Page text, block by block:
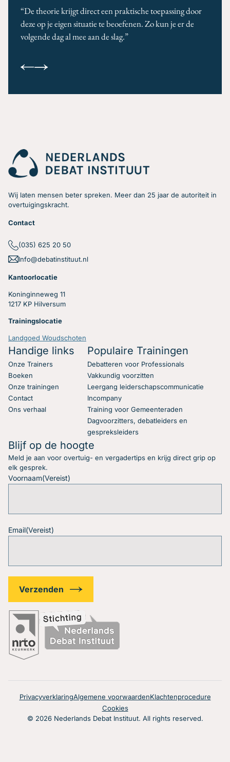
“De theorie krijgt direct een praktische toepassing door
deze op je eigen situatie te beoefenen. Zo kun je er de
volgende dag al mee aan de slag.”
Wij laten mensen beter spreken. Meer dan 25 jaar de autoriteit in
overtuigingskracht.
Contact
(035) 625 20 50
Info@debatinstituut.nl
Kantoorlocatie
Koninginneweg 11
1217 KP Hilversum
Trainingslocatie
Landgoed Woudschoten
Handige links
Onze Trainers
Boeken
Onze trainingen
Contact
Ons verhaal
Populaire Trainingen
Debatteren voor Professionals
Vakkundig voorzitten
Leergang leiderschapscommunicatie
Incompany
Training voor Gemeenteraden
Dagvoorzitters, debatleiders en
gespreksleiders
Blijf op de hoogte
Meld je aan voor overtuig- en vergadertips en krijg direct grip op
elk gesprek.
Voornaam(Vereist)
Email(Vereist)
PrivacyverklaringAlgemene voorwaardenKlachtenprocedure
Cookies
© 2026 Nederlands Debat Instituut. All rights reserved.